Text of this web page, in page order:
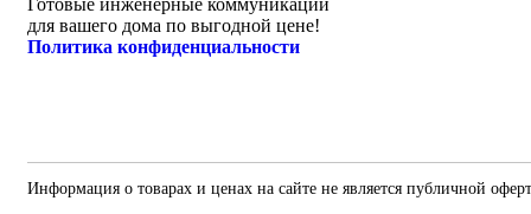
Готовые инженерные коммуникации
для вашего дома по выгодной цене!
Политика конфиденциальности
Информация о товарах и ценах на сайте не является публичной